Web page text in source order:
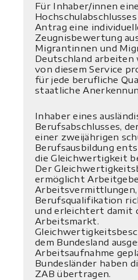
Für Inhaber/innen
Antrag eine
Zeugnisbewertung
Migrantinnen und
Deutschland arbeiten
von diesem Service
für jede berufliche
staatliche
Inhaber eines
Berufsabschlusses,
einer zweijährigen
Berufsausbildung
die Gleichwertigkeit
Der
ermöglicht
Arbeitsvermittlungen,
Berufsqualifikation
und erleichtert damit
Arbeitsmarkt.
dem Bundesland
Arbeitsaufnahme
Bundesländer haben
ZAB übertragen.